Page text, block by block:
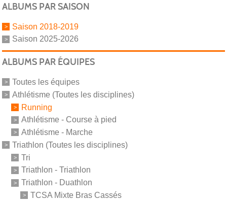
ALBUMS PAR SAISON
Saison 2018-2019
Saison 2025-2026
ALBUMS PAR ÉQUIPES
Toutes les équipes
Athlétisme (Toutes les disciplines)
Running
Athlétisme - Course à pied
Athlétisme - Marche
Triathlon (Toutes les disciplines)
Tri
Triathlon - Triathlon
Triathlon - Duathlon
TCSA Mixte Bras Cassés